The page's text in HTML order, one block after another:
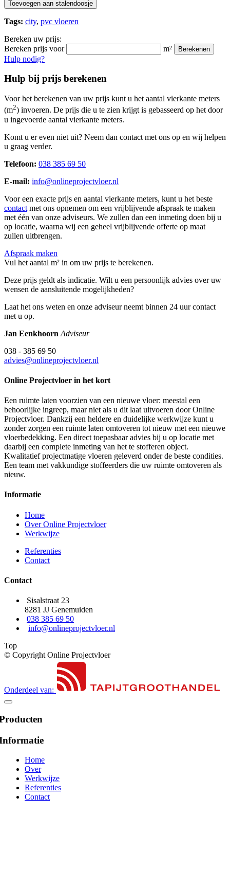
Toevoegen aan stalendoosje
Tags: city, pvc vloeren
Bereken uw prijs:
Bereken prijs voor
m² Berekenen
Hulp nodig?
Hulp bij prijs berekenen
Voor het berekenen van uw prijs kunt u het aantal vierkante meters
(m2) invoeren. De prijs die u te zien krijgt is gebasseerd op het door
u ingevoerde aantal vierkante meters.
Komt u er even niet uit? Neem dan contact met ons op en wij helpen
u graag verder.
Telefoon: 038 385 69 50
E-mail: info@onlineprojectvloer.nl
Voor een exacte prijs en aantal vierkante meters, kunt u het beste
contact met ons opnemen om een vrijblijvende afspraak te maken
met één van onze adviseurs. We zullen dan een inmeting doen bij u
op locatie, waarna wij een geheel vrijblijvende offerte op maat
zullen uitbrengen.
Afspraak maken
Vul het aantal m² in om uw prijs te berekenen.
Deze prijs geldt als indicatie. Wilt u een persoonlijk advies over uw
wensen de aansluitende mogelijkheden?
Laat het ons weten en onze adviseur neemt binnen 24 uur contact
met u op.
Jan Eenkhoorn Adviseur
038 - 385 69 50
advies@onlineprojectvloer.nl
Online Projectvloer in het kort
Een ruimte laten voorzien van een nieuwe vloer: meestal een
behoorlijke ingreep, maar niet als u dit laat uitvoeren door Online
Projectvloer. Dankzij een heldere en duidelijke werkwijze kunt u
zonder zorgen een ruimte laten omtoveren tot nieuw met een nieuwe
vloerbedekking. Een direct toepasbaar advies bij u op locatie met
daarbij een complete inmeting van het te stofferen object.
Kwalitatief projectmatige vloeren geleverd onder de beste condities.
Een team met vakkundige stoffeerders die uw ruimte omtoveren als
nieuw.
Informatie
Home
Over Online Projectvloer
Werkwijze
Referenties
Contact
Contact
Sisalstraat 23
8281 JJ Genemuiden
038 385 69 50
info@onlineprojectvloer.nl
Top
© Copyright Online Projectvloer
Onderdeel van:
Home
Over
Werkwijze
Referenties
Contact